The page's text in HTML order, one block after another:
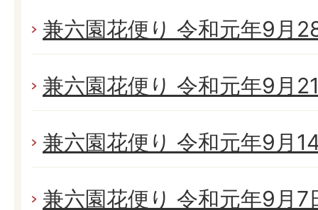
兼六園花便り 令和元年9月
兼六園花便り 令和元年9月
兼六園花便り 令和元年9月
兼六園花便り 令和元年9月7